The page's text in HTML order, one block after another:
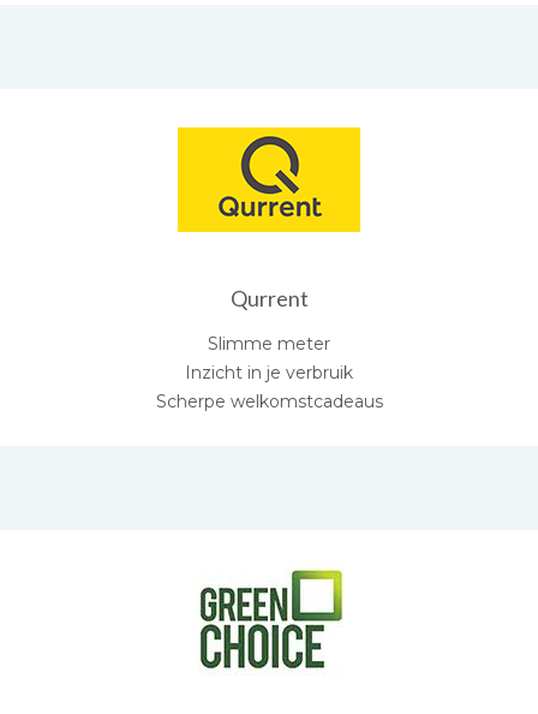
Qurrent
Slimme meter
Inzicht in je verbruik
Scherpe welkomstcadeaus